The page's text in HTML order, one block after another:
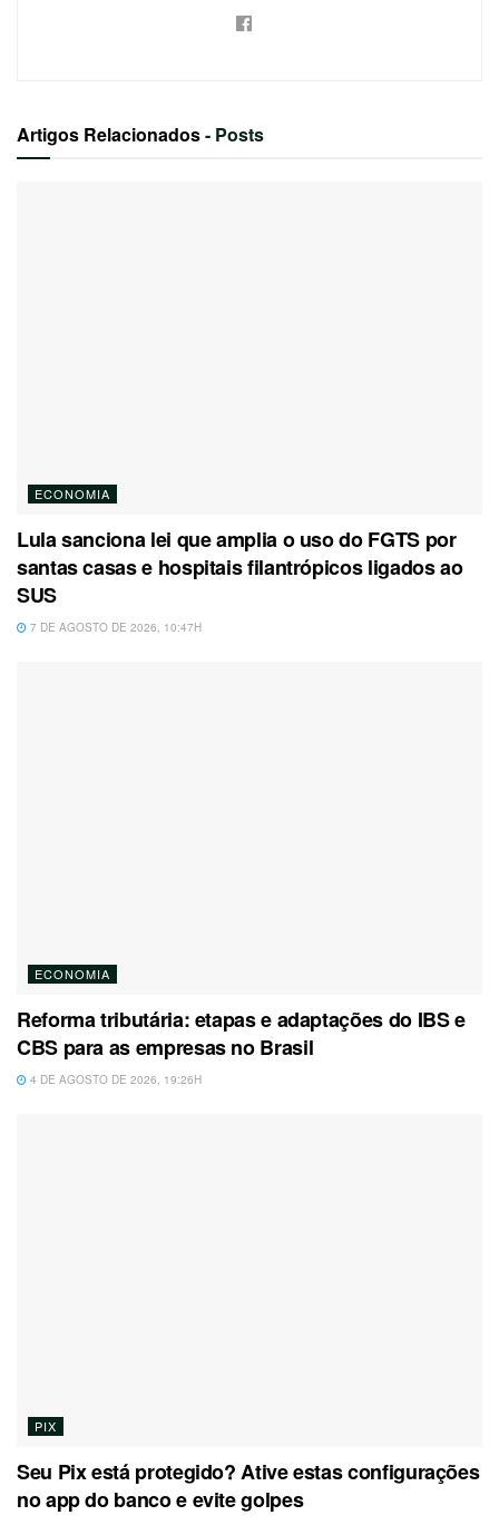
Artigos Relacionados- Posts
ECONOMIA
Lula sanciona lei que amplia o uso do FGTS por
santas casas e hospitais filantrópicos ligados ao
SUS
7 DE AGOSTO DE 2026, 10:47H
ECONOMIA
Reforma tributária: etapas e adaptações do IBS e
CBS para as empresas no Brasil
4 DE AGOSTO DE 2026, 19:26H
PIX
Seu Pix está protegido? Ative estas configurações
no app do banco e evite golpes